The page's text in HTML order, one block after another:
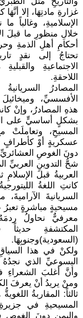
غزارةِ مادتِهَا، إلا
الإسلاميةِ، وغالباً
خلالِ منظورِ ما قبلَ
أحكامِ أهلِ الذمةِ
تحتاجُ إلى نقدٍ
الاجتماعيةِ
اللاحقةِ.
المصادرُ
الأفسسيِّ،
هذهِ المصادرُ، وإنْ
بشكلٍ أساسيٍّ على
المسيحِ، وتعاملَتْ
عسكريةٍ أوْ كأطرافٍ
دونَ الغوصِ العشائريِّ
شحُّ التدوينِ العربيِّ
العربيةُ قبلَ الإسلامِ
كانتِ اللغةُ
السريانيةَ
مسيحيةٍ مباشرةٍ تعبرُ
معرفيٌّ نحاولُ
المكتشفةِ
(السعودية)وجنوبِهَا.
ولكنْ في هذا
اليسوعيِّ الذي
وأنَّ أغلبَ الشعراءِ
ومنْ يريدُ أنْ يعرفَ
ثالثاً: المقاربةُ
المسيحيةِ في
واليمنِ دونَ الغوصِ